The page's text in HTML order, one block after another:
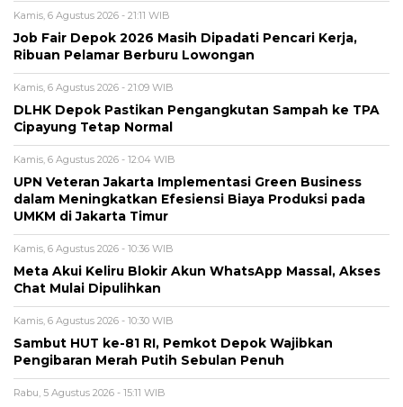
Kamis, 6 Agustus 2026 - 21:11 WIB
Job Fair Depok 2026 Masih Dipadati Pencari Kerja,
Ribuan Pelamar Berburu Lowongan
Kamis, 6 Agustus 2026 - 21:09 WIB
DLHK Depok Pastikan Pengangkutan Sampah ke TPA
Cipayung Tetap Normal
Kamis, 6 Agustus 2026 - 12:04 WIB
UPN Veteran Jakarta Implementasi Green Business
dalam Meningkatkan Efesiensi Biaya Produksi pada
UMKM di Jakarta Timur
Kamis, 6 Agustus 2026 - 10:36 WIB
Meta Akui Keliru Blokir Akun WhatsApp Massal, Akses
Chat Mulai Dipulihkan
Kamis, 6 Agustus 2026 - 10:30 WIB
Sambut HUT ke-81 RI, Pemkot Depok Wajibkan
Pengibaran Merah Putih Sebulan Penuh
Rabu, 5 Agustus 2026 - 15:11 WIB